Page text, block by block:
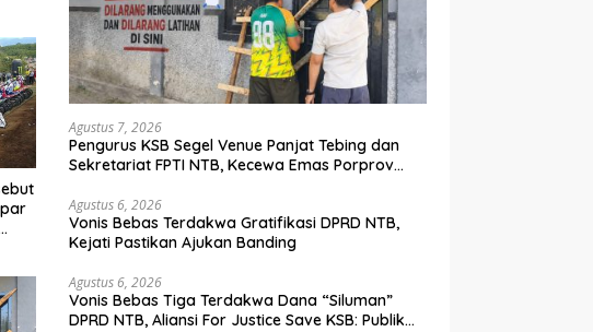
Agustus 7, 2026
Pengurus KSB Segel Venue Panjat Tebing dan
Sekretariat FPTI NTB, Kecewa Emas Porprov
Agustus 6, 2026
Vonis Bebas Terdakwa Gratifikasi DPRD NTB,
Kejati Pastikan Ajukan Banding
Agustus 6, 2026
Vonis Bebas Tiga Terdakwa Dana “Siluman”
DPRD NTB, Aliansi For Justice Save KSB: Publik